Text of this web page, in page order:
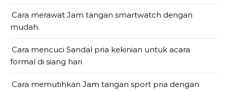
Cara merawat Jam tangan smartwatch dengan
mudah.
Cara mencuci Sandal pria kekinian untuk acara
formal di siang hari
Cara memutihkan Jam tangan sport pria dengan